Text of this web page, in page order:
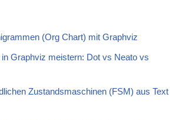
(Org Chart) mit Graphviz
Graphviz meistern: Dot vs Neato vs
Zustandsmaschinen (FSM) aus Text